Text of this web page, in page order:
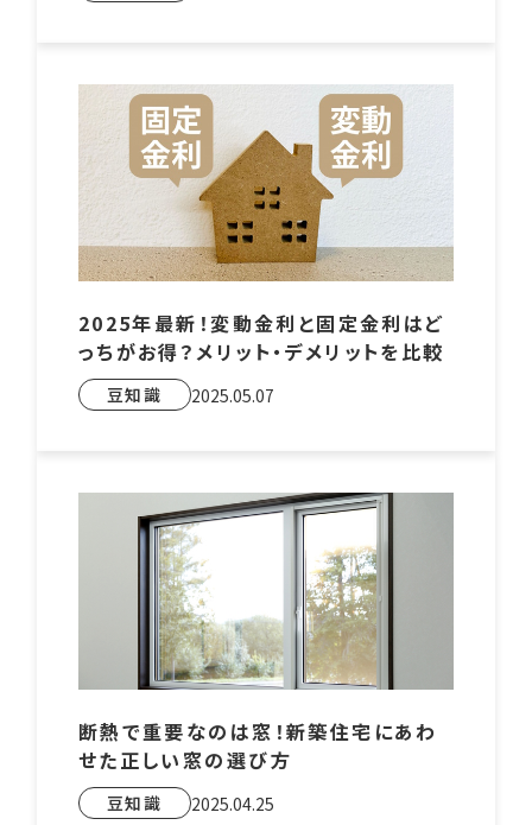
2025年最新！変動金利と固定金利はど
っちがお得？メリット・デメリットを比較
豆知識 2025.05.07
断熱で重要なのは窓！新築住宅にあわ
せた正しい窓の選び方
豆知識 2025.04.25